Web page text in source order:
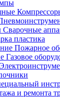
Сварочные
пластика
Пожарное
Газовое